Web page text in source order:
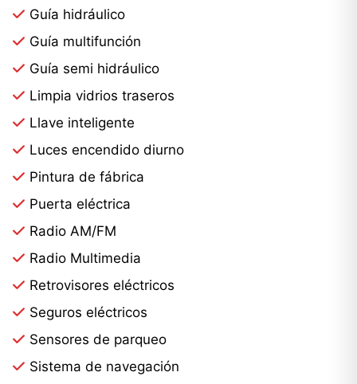
Guía hidráulico
Guía multifunción
Guía semi hidráulico
Limpia vidrios traseros
Llave inteligente
Luces encendido diurno
Pintura de fábrica
Puerta eléctrica
Radio AM/FM
Radio Multimedia
Retrovisores eléctricos
Seguros eléctricos
Sensores de parqueo
Sistema de navegación